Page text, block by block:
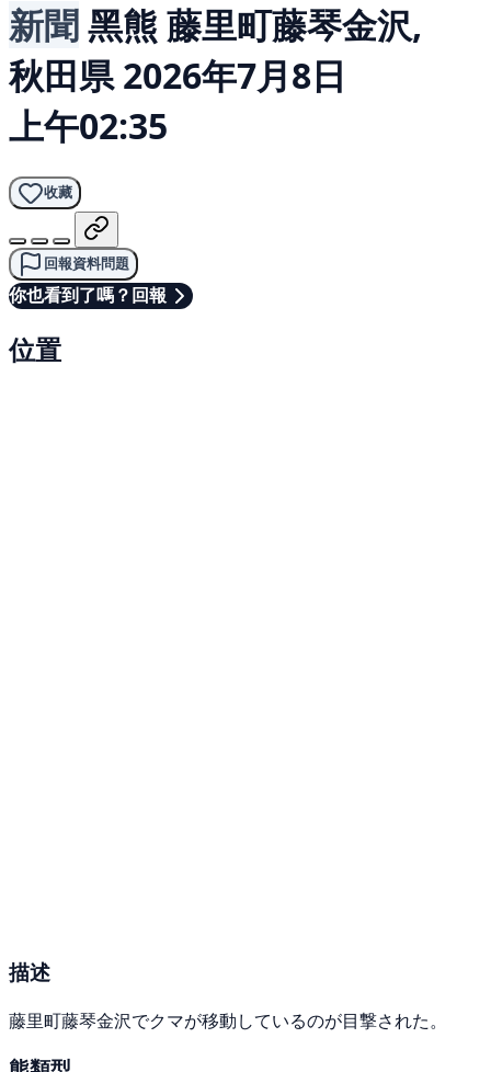
新聞黑熊 藤里町藤琴金沢,
秋田県 2026年7月8日
上午02:35
收藏
回報資料問題
你也看到了嗎？回報
位置
描述
藤里町藤琴金沢でクマが移動しているのが目撃された。